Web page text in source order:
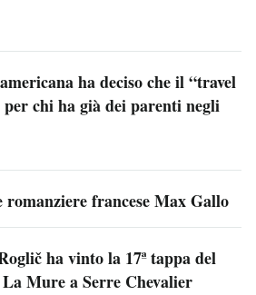
ha deciso che il “travel
chi ha già dei parenti negli
francese Max Gallo
ha vinto la 17ª tappa del
Mure a Serre Chevalier